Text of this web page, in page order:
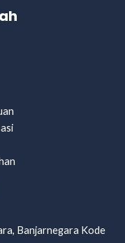
Banjarnegara Kode